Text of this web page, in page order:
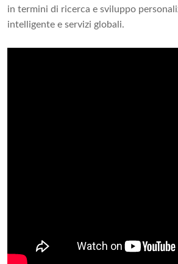
in termini di ricerca e sviluppo
intelligente e servizi globali.